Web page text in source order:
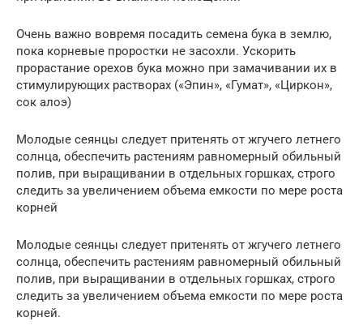
Очень важно вовремя посадить семена бука в землю,
пока корневые проростки не засохли. Ускорить
прорастание орехов бука можно при замачивании их в
стимулирующих растворах («Эпин», «Гумат», «Циркон»,
сок алоэ)
Молодые сеянцы следует притенять от жгучего летнего
солнца, обеспечить растениям равномерный обильный
полив, при выращивании в отдельных горшках, строго
следить за увеличением объема емкости по мере роста
корней
Молодые сеянцы следует притенять от жгучего летнего
солнца, обеспечить растениям равномерный обильный
полив, при выращивании в отдельных горшках, строго
следить за увеличением объема емкости по мере роста
корней.